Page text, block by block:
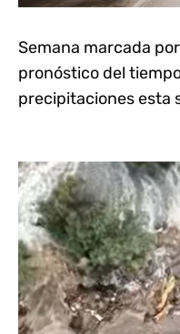
Semana marcada
pronóstico del
precipitaciones esta